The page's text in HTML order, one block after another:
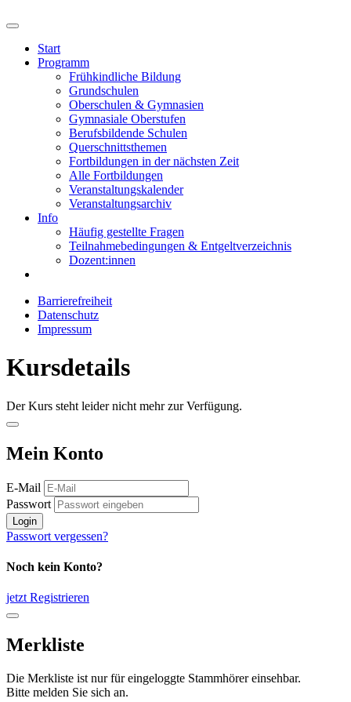
Start
Programm
Frühkindliche Bildung
Grundschulen
Oberschulen & Gymnasien
Gymnasiale Oberstufen
Berufsbildende Schulen
Querschnittsthemen
Fortbildungen in der nächsten Zeit
Alle Fortbildungen
Veranstaltungskalender
Veranstaltungsarchiv
Info
Häufig gestellte Fragen
Teilnahmebedingungen & Entgeltverzeichnis
Dozent:innen
Barrierefreiheit
Datenschutz
Impressum
Kursdetails
Der Kurs steht leider nicht mehr zur Verfügung.
Mein Konto
E-Mail
Passwort
Login
Passwort vergessen?
Noch kein Konto?
jetzt Registrieren
Merkliste
Die Merkliste ist nur für eingeloggte Stammhörer einsehbar.
Bitte melden Sie sich an.